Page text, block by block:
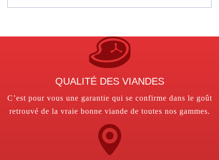
QUALITÉ DES VIANDES
C’est pour vous une garantie qui se confirme dans le goût
retrouvé de la vraie bonne viande de toutes nos gammes.